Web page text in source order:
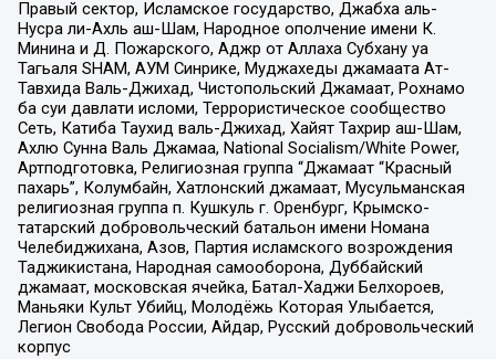
Правый сектор, Исламское государство, Джабха аль-
Нусра ли-Ахль аш-Шам, Народное ополчение имени К.
Минина и Д. Пожарского, Аджр от Аллаха Субхану уа
Тагьаля SHAM, АУМ Синрике, Муджахеды джамаата Ат-
Тавхида Валь-Джихад, Чистопольский Джамаат, Рохнамо
ба суи давлати исломи, Террористическое сообщество
Сеть, Катиба Таухид валь-Джихад, Хайят Тахрир аш-Шам,
Ахлю Сунна Валь Джамаа, National Socialism/White Power,
Артподготовка, Религиозная группа “Джамаат “Красный
пахарь”, Колумбайн, Хатлонский джамаат, Мусульманская
религиозная группа п. Кушкуль г. Оренбург, Крымско-
татарский добровольческий батальон имени Номана
Челебиджихана, Азов, Партия исламского возрождения
Таджикистана, Народная самооборона, Дуббайский
джамаат, московская ячейка, Батал-Хаджи Белхороев,
Маньяки Культ Убийц, Молодёжь Которая Улыбается,
Легион Свобода России, Айдар, Русский добровольческий
корпус